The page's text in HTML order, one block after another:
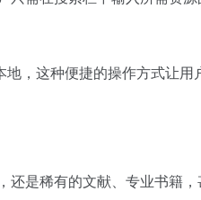
，这种便捷的操作方式让
是稀有的文献、专业书籍